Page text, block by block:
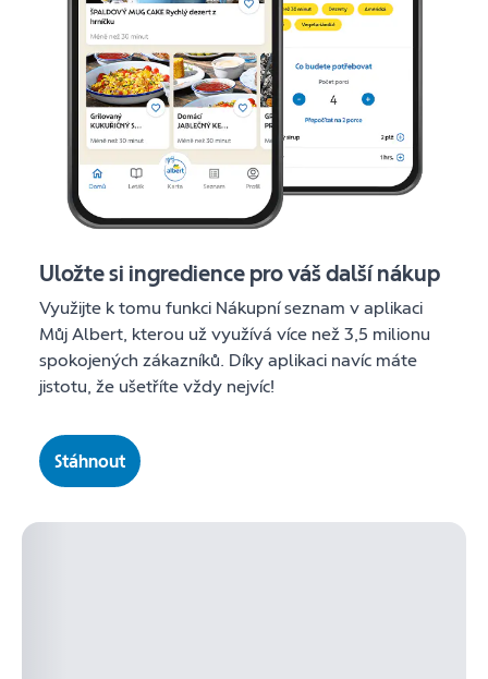
Uložte si ingredience pro váš další nákup
Využijte k tomu funkci Nákupní seznam v aplikaci
Můj Albert, kterou už využívá více než 3,5 milionu
spokojených zákazníků. Díky aplikaci navíc máte
jistotu, že ušetříte vždy nejvíc!
Stáhnout